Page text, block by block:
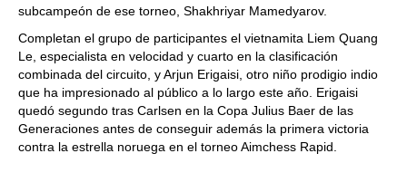
subcampeón de ese torneo, Shakhriyar Mamedyarov.
Completan el grupo de participantes el vietnamita Liem Quang
Le, especialista en velocidad y cuarto en la clasificación
combinada del circuito, y Arjun Erigaisi, otro niño prodigio indio
que ha impresionado al público a lo largo este año. Erigaisi
quedó segundo tras Carlsen en la Copa Julius Baer de las
Generaciones antes de conseguir además la primera victoria
contra la estrella noruega en el torneo Aimchess Rapid.